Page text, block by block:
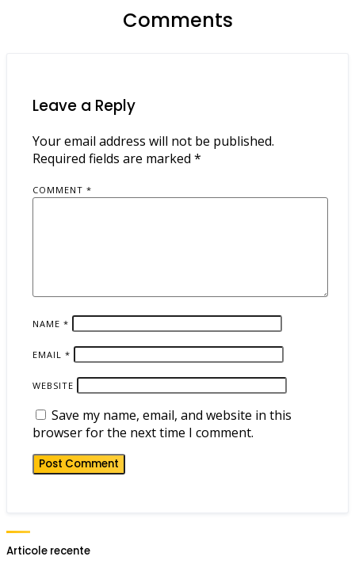
Comments
Leave a Reply
Your email address will not be published.
Required fields are marked *
COMMENT *
NAME *
EMAIL *
WEBSITE
Save my name, email, and website in this
browser for the next time I comment.
Articole recente